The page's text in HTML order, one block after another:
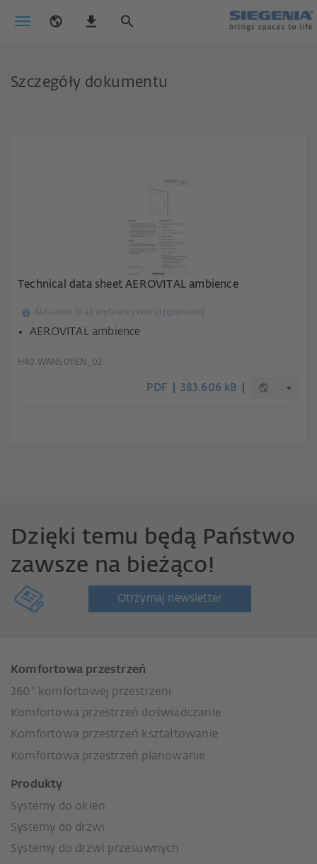
Szczegóły dokumentu
Technical data sheet AEROVITAL ambience
Aktualnie brak wybranej wersji językowej
AEROVITAL ambience
H40.WANS011EN_02
PDF 383.606 kB
Dzięki temu będą Państwo
zawsze na bieżąco!
Otrzymaj newsletter
Komfortowa przestrzeń
360° komfortowej przestrzeni
Komfortowa przestrzeń doświadczanie
Komfortowa przestrzeń kształtowanie
Komfortowa przestrzeń planowanie
Produkty
Systemy do okien
Systemy do drzwi
Systemy do drzwi przesuwnych